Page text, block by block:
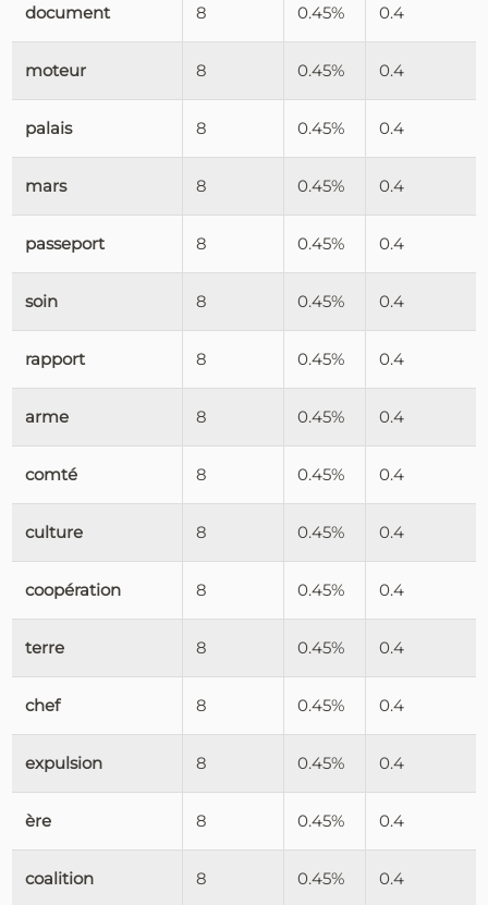
document 8 0.45% 0.4
moteur 8 0.45% 0.4
palais 8 0.45% 0.4
mars 8 0.45% 0.4
passeport 8 0.45% 0.4
soin 8 0.45% 0.4
rapport 8 0.45% 0.4
arme 8 0.45% 0.4
comté 8 0.45% 0.4
culture 8 0.45% 0.4
coopération 8 0.45% 0.4
terre 8 0.45% 0.4
chef 8 0.45% 0.4
expulsion 8 0.45% 0.4
ère 8 0.45% 0.4
coalition 8 0.45% 0.4